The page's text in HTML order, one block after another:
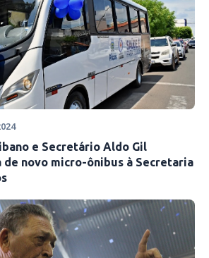
e Secretário Aldo Gil
novo micro-ônibus à Secretaria